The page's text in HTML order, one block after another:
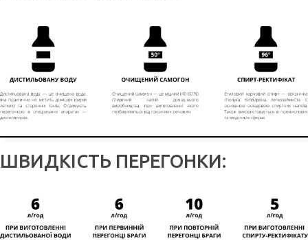
ШВИДКІСТЬ ПЕРЕГОНКИ: